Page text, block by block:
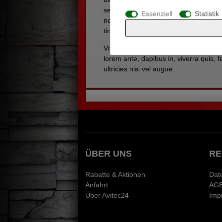
sem quam semper libero, sit amet
nec odio et ante tincidunt tempus.
tincidunt. Duis leo. Sed fringilla
Vivamus elementum semper nisi.
lorem ante, dapibus in, viverra quis,
ultricies nisi vel augue.
ÜBER UNS
Rabatte & Aktionen
Anfahrt
Über Avitec24
Essenziell Statistik